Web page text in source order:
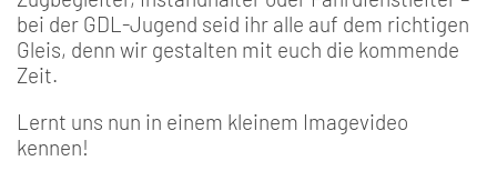
bei der GDL-Jugend seid ihr alle auf dem richtigen
Gleis, denn wir gestalten mit euch die kommende
Zeit.
Lernt uns nun in einem kleinem Imagevideo
kennen!